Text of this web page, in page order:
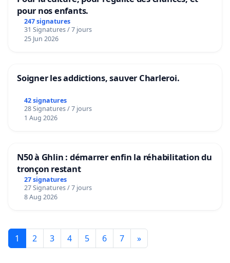
pour nos enfants.
247 signatures
31 Signatures / 7 jours
25 Jun 2026
Soigner les addictions, sauver Charleroi.
42 signatures
28 Signatures / 7 jours
1 Aug 2026
N50 à Ghlin : démarrer enfin la réhabilitation du
tronçon restant
27 signatures
27 Signatures / 7 jours
8 Aug 2026
1 2 3 4 5 6 7 »